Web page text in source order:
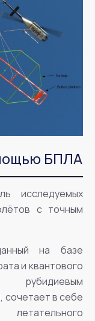
БПЛА
исследуемых
с точным
на базе
и квантового
сочетает в себе
летательного